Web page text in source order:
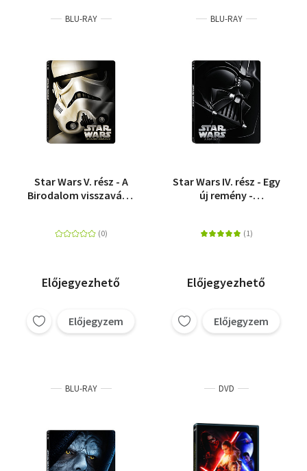
Tankönyv, segédkönyv
Természettudomány
Történelem
BLU-RAY
Star Wars V. rész - A
Birodalom visszavág -
Előjegyezhető
Előjegyzem
BLU-RAY
Star Wars IV. rész - Egy
új remény -
Előjegyezhető
Előjegyzem
BLU-RAY DVD